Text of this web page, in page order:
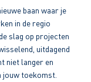
baan waar je
in de regio
slag op projecten
uitdagend
niet langer en
jouw toekomst.